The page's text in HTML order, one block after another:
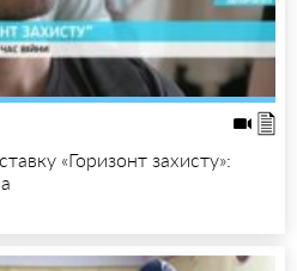
«Горизонт захисту»: